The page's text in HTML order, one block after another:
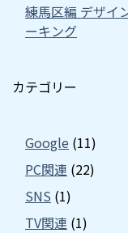
練馬区編 デザイ
ーキング
カテゴリー
Google (11)
PC関連 (22)
SNS (1)
TV関連 (1)